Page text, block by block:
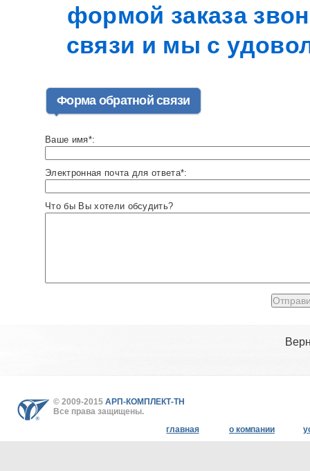
формой заказа
связи и мы с
Форма обратной связи
Ваше имя*:
Электронная почта для ответа*:
Что бы Вы хотели обсудить?
© 2009-2015 АРП-КОМПЛЕКТ-ТН
Все права защищены.
главная
о компании